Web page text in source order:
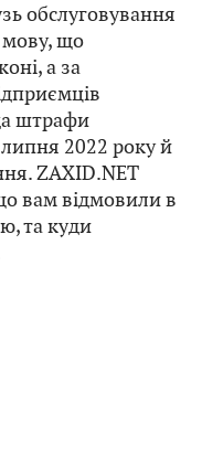
обслуговування
мову, що
а за
штрафи
2022 року й
ZAXID.NET
вам відмовили в
та куди